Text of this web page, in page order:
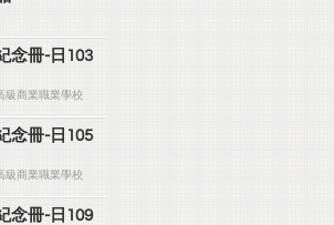
念冊-日103
級商業職業學校
念冊-日105
級商業職業學校
念冊-日109